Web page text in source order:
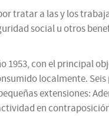
tratar a las y los
social u otros
con el principal
localmente.
extensiones:
en